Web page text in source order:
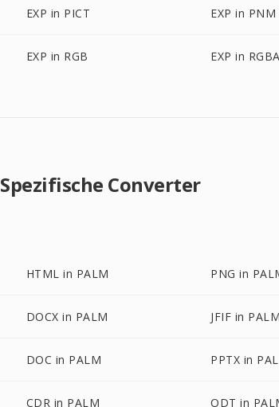
EXP in PICT EXP in PNM
EXP in RGB EXP in
Spezifische Converter
HTML in PALM PNG in
DOCX in PALM JFIF in
DOC in PALM PPTX in
CDR in PALM ODT in